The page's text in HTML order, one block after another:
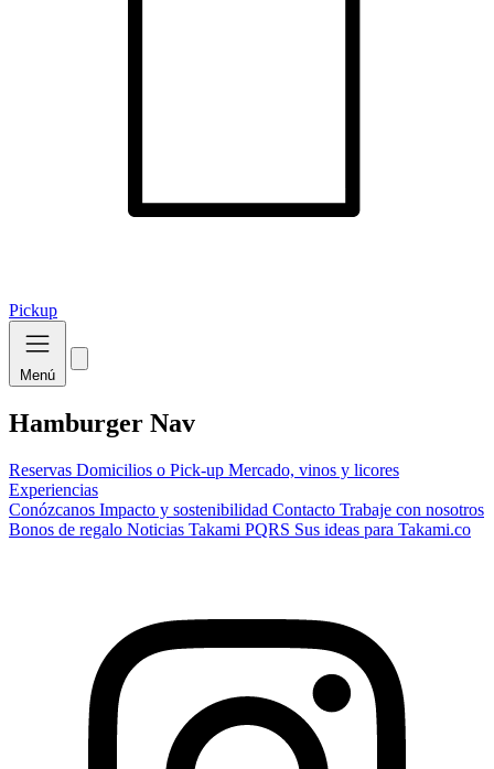
Pickup
Menú
Hamburger Nav
Reservas Domicilios o Pick-up Mercado, vinos y licores
Experiencias
Conózcanos Impacto y sostenibilidad Contacto Trabaje con nosotros
Bonos de regalo Noticias Takami PQRS Sus ideas para Takami.co